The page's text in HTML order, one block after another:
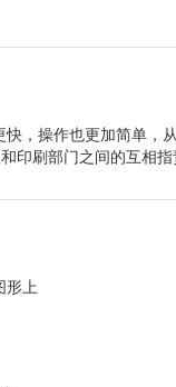
，操作也更加简单，
印刷部门之间的互相
形上